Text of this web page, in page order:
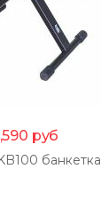
руб
банкетка